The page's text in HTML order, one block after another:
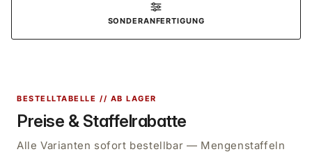
SONDERANFERTIGUNG
BESTELLTABELLE // AB LAGER
Preise & Staffelrabatte
Alle Varianten sofort bestellbar — Mengenstaffeln